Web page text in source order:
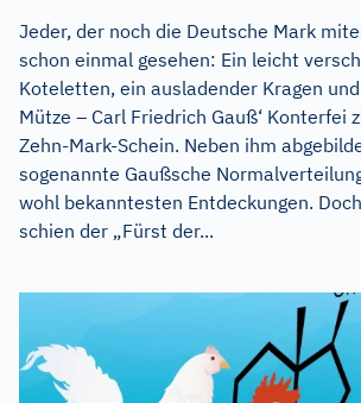
Jeder, der noch die Deutsche Mark
schon einmal gesehen: Ein leicht
Koteletten, ein ausladender Kragen
Mütze – Carl Friedrich Gauß‘ Konterfei
Zehn-Mark-Schein. Neben ihm
sogenannte Gaußsche
wohl bekanntesten Entdeckungen.
schien der „Fürst der...